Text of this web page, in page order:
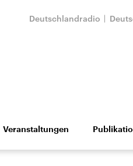
Deutschlandradio
Das Recht des Stärkeren
Veranstaltungen